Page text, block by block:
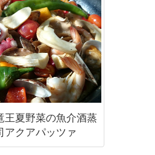
王夏野菜の魚介酒蒸
アクアパッツァ